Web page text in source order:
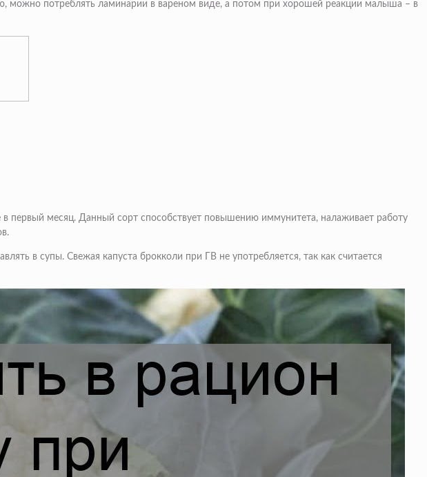
можно потреблять ламинарии в вареном виде, а потом при хорошей реакции малыша – в
первый месяц. Данный сорт способствует повышению иммунитета, налаживает работу
в супы. Свежая капуста брокколи при ГВ не употребляется, так как считается